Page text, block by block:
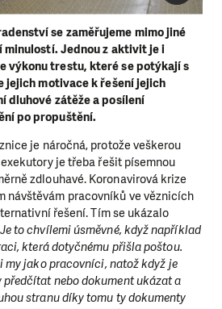
se zaměřujeme mimo jiné
minulostí. Jednou z aktivit je i
výkonu trestu, které se potýkají s
jejich motivace k řešení jejich
dluhové zátěže a posílení
po propuštění.
je náročná, protože veškerou
je třeba řešit písemnou
zdlouhavé. Koronavirová krize
návštěvám pracovníků ve věznicích
řešení. Tím se ukázalo
Je to chvílemi úsměvné, když například
která dotyčnému přišla poštou.
my jako pracovníci, natož když je
nebo dokument ukázat a
stranu díky tomu ty dokumenty